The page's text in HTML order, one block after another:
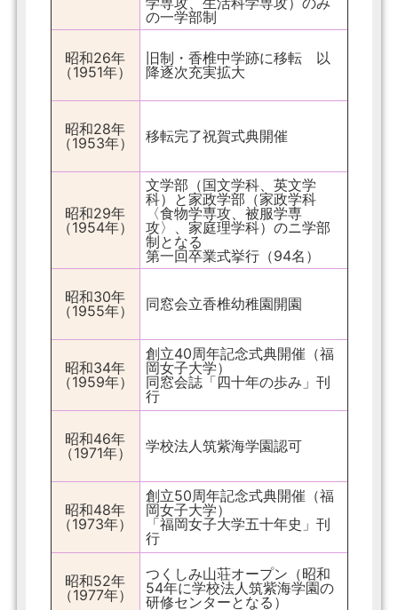
の一学部制
昭和26年
（1951年）
旧制・香椎中学跡に移転 以
降逐次充実拡大
昭和28年
（1953年）
移転完了祝賀式典開催
昭和29年
（1954年）
文学部（国文学科、英文学
科）と家政学部（家政学科
〈食物学専攻、被服学専
攻〉、家庭理学科）のニ学部
制となる
第一回卒業式挙行（94名）
昭和30年
（1955年）
同窓会立香椎幼稚園開園
昭和34年
（1959年）
創立40周年記念式典開催（福
岡女子大学）
同窓会誌「四十年の歩み」刊
行
昭和46年
（1971年）
学校法人筑紫海学園認可
昭和48年
（1973年）
創立50周年記念式典開催（福
岡女子大学）
「福岡女子大学五十年史」刊
行
昭和52年
（1977年）
つくしみ山荘オープン（昭和
54年に学校法人筑紫海学園の
研修センターとなる）